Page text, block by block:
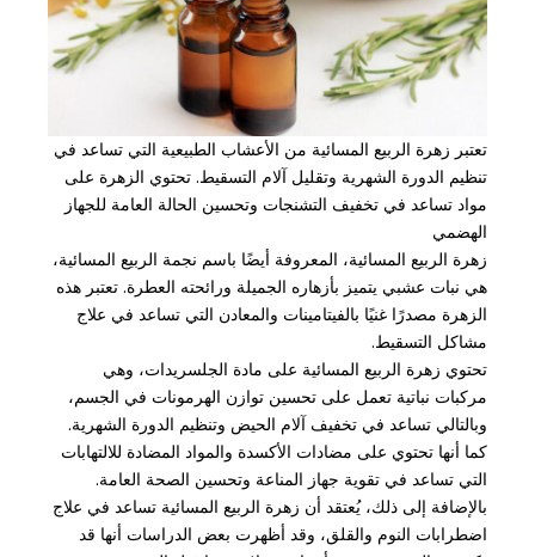
تعتبر زهرة الربيع المسائية من الأعشاب الطبيعية التي تساعد في
تنظيم الدورة الشهرية وتقليل آلام التسقيط. تحتوي الزهرة على
مواد تساعد في تخفيف التشنجات وتحسين الحالة العامة للجهاز
الهضمي
زهرة الربيع المسائية، المعروفة أيضًا باسم نجمة الربيع المسائية،
هي نبات عشبي يتميز بأزهاره الجميلة ورائحته العطرة. تعتبر هذه
الزهرة مصدرًا غنيًا بالفيتامينات والمعادن التي تساعد في علاج
مشاكل التسقيط.
تحتوي زهرة الربيع المسائية على مادة الجلسريدات، وهي
مركبات نباتية تعمل على تحسين توازن الهرمونات في الجسم،
وبالتالي تساعد في تخفيف آلام الحيض وتنظيم الدورة الشهرية.
كما أنها تحتوي على مضادات الأكسدة والمواد المضادة للالتهابات
التي تساعد في تقوية جهاز المناعة وتحسين الصحة العامة.
بالإضافة إلى ذلك، يُعتقد أن زهرة الربيع المسائية تساعد في علاج
اضطرابات النوم والقلق، وقد أظهرت بعض الدراسات أنها قد